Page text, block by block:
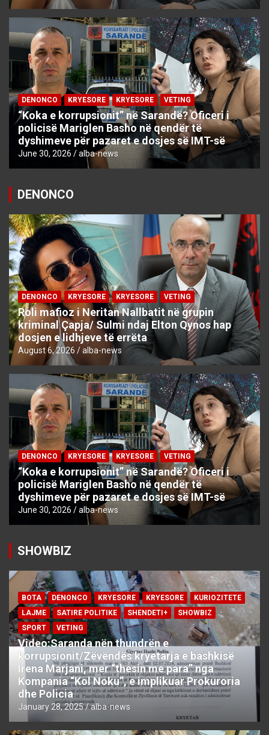
DENONCO KRYESORE KRYESORE VETING
“Koka e korrupsionit” në Sarandë? Oficeri i
policisë Mariglen Basho në qendër të
dyshimeve për pazaret e dosjes së IMT-së
June 30, 2026 alba-news
DENONCO
DENONCO KRYESORE KRYESORE VETING
Roli mafioz i Neritan Nallbatit në grupin
kriminal Çapja/ Sulmi ndaj Elton Qynos hap
dosjen e lidhjeve të errëta
August 6, 2026 alba-news
DENONCO KRYESORE KRYESORE VETING
“Koka e korrupsionit” në Sarandë? Oficeri i
policisë Mariglen Basho në qendër të
dyshimeve për pazaret e dosjes së IMT-së
June 30, 2026 alba-news
SHOWBIZ
BOTA DENONCO KRYESORE KRYESORE
KURIOZITETE
LAJME
SATIRE POLITIKE SHENDETI+
SHOWBIZ
SPORT
VETING
Video:Saranda nën thundrën e
korrupsionit/Zëvëndës kryetarja e bashkisë
Irena Marjani, mer “thesin me para” nga
Kompania “Kol Noku”, e implikuar Prokuroria
dhe Policia
January 28, 2025 alba-news